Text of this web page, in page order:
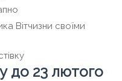
Вітчизни своїми
до 23 лютого